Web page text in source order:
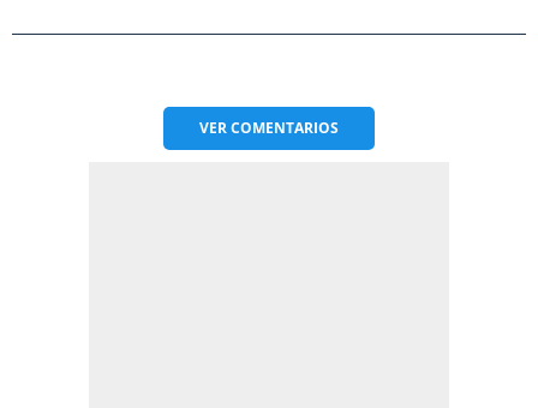
VERCOMENTARIOS